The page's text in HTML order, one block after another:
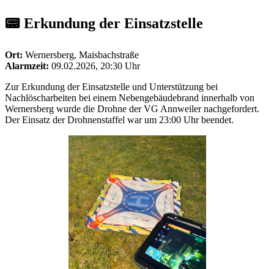
📟 Erkundung der Einsatzstelle
Ort: Wernersberg, Maisbachstraße
Alarmzeit: 09.02.2026, 20:30 Uhr
Zur Erkundung der Einsatzstelle und Unterstützung bei
Nachlöscharbeiten bei einem Nebengebäudebrand innerhalb von
Wernersberg wurde die Drohne der VG Annweiler nachgefordert.
Der Einsatz der Drohnenstaffel war um 23:00 Uhr beendet.